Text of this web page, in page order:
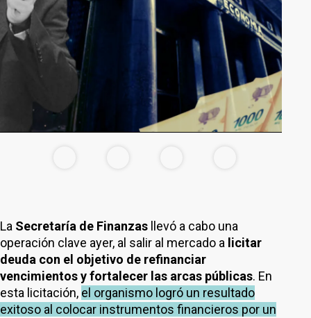
La Secretaría de Finanzas llevó a cabo una
operación clave ayer, al salir al mercado a licitar
deuda con el objetivo de refinanciar
vencimientos y fortalecer las arcas públicas. En
esta licitación, el organismo logró un resultado
exitoso al colocar instrumentos financieros por un